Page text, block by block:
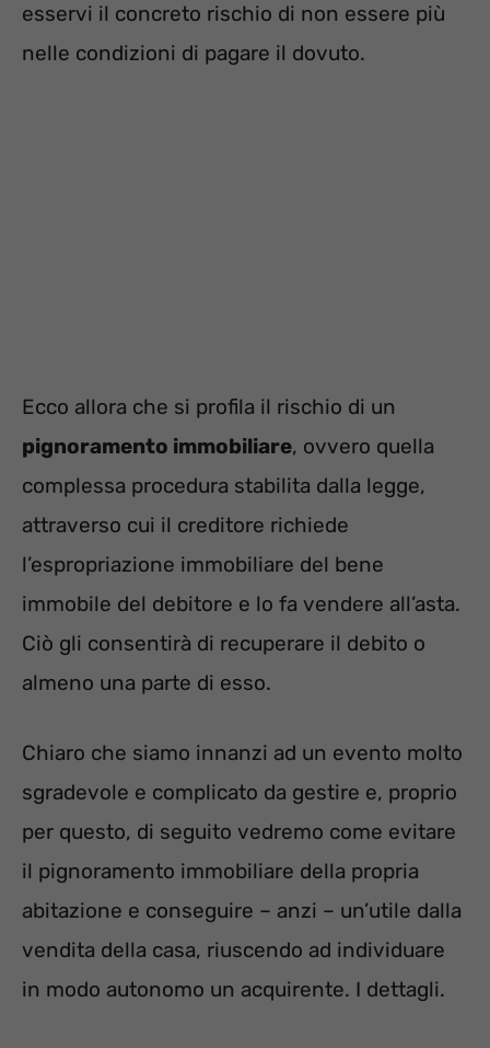
esservi il concreto rischio di non essere più
nelle condizioni di pagare il dovuto.
Ecco allora che si profila il rischio di un
pignoramento immobiliare, ovvero quella
complessa procedura stabilita dalla legge,
attraverso cui il creditore richiede
l’espropriazione immobiliare del bene
immobile del debitore e lo fa vendere all’asta.
Ciò gli consentirà di recuperare il debito o
almeno una parte di esso.
Chiaro che siamo innanzi ad un evento molto
sgradevole e complicato da gestire e, proprio
per questo, di seguito vedremo come evitare
il pignoramento immobiliare della propria
abitazione e conseguire – anzi – un’utile dalla
vendita della casa, riuscendo ad individuare
in modo autonomo un acquirente. I dettagli.